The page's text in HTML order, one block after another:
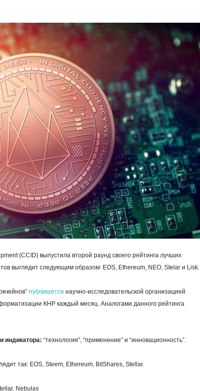
(CCID) выпустила второй раунд своего рейтинга лучших
выглядит следующим образом: EOS, Ethereum, NEO, Stelar и Lisk.
публикуется научно-исследовательской организацией
КНР каждый месяц. Аналогами данного рейтинга
индикатора: “технология”, “применение” и “инновационность”.
так: EOS, Steem, Ethereum, BitShares, Stellar.
Nebulas